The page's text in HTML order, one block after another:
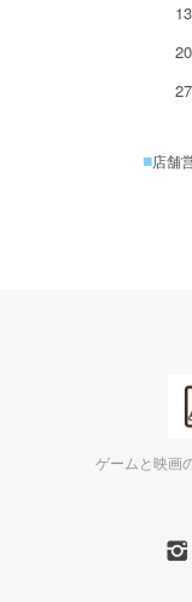
13
20
27
■店舗
ゲームと映画